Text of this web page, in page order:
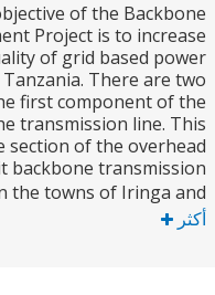
objective of the
Project is to
quality of grid based
of Tanzania. There
The first component
of the transmission
one section of the
circuit backbone
the towns of Iringa